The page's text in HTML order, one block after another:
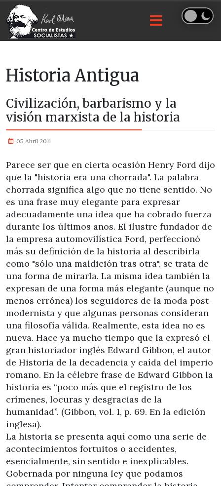
Historia Antigua
Civilización, barbarismo y la
visión marxista de la historia
05 Abril 2011
Parece ser que en cierta ocasión Henry Ford dijo
que la "historia era una chorrada". La palabra
chorrada significa algo que no tiene sentido. No
es una frase muy elegante para expresar
adecuadamente una idea que ha cobrado fuerza
durante los últimos años. El ilustre fundador de
la empresa automovilística Ford, perfeccionó
más su definición de la historia al describirla
como "sólo una maldición tras otra", se trata de
una forma de mirarla. La misma idea también la
expresan de una forma más elegante (aunque no
menos errónea) los seguidores de la moda post-
modernista y que algunas personas consideran
una filosofía válida. Realmente, esta idea no es
nueva. Hace ya mucho tiempo que la expresó el
gran historiador inglés Edward Gibbon, el autor
de Historia de la decadencia y caída del imperio
romano. En la célebre frase de Edward Gibbon la
historia es “poco más que el registro de los
crímenes, locuras y desgracias de la
humanidad”. (Gibbon, vol. 1, p. 69. En la edición
inglesa).
La historia se presenta aquí como una serie de
acontecimientos fortuitos o accidentes,
esencialmente, sin sentido e inexplicables.
Gobernada por ninguna ley que podamos